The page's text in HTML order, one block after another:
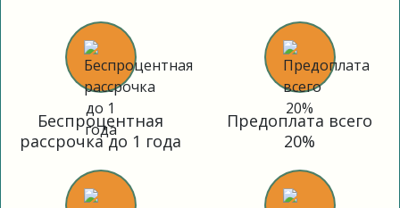
Беспроцентная
рассрочка до 1 года
Предоплата всего
20%